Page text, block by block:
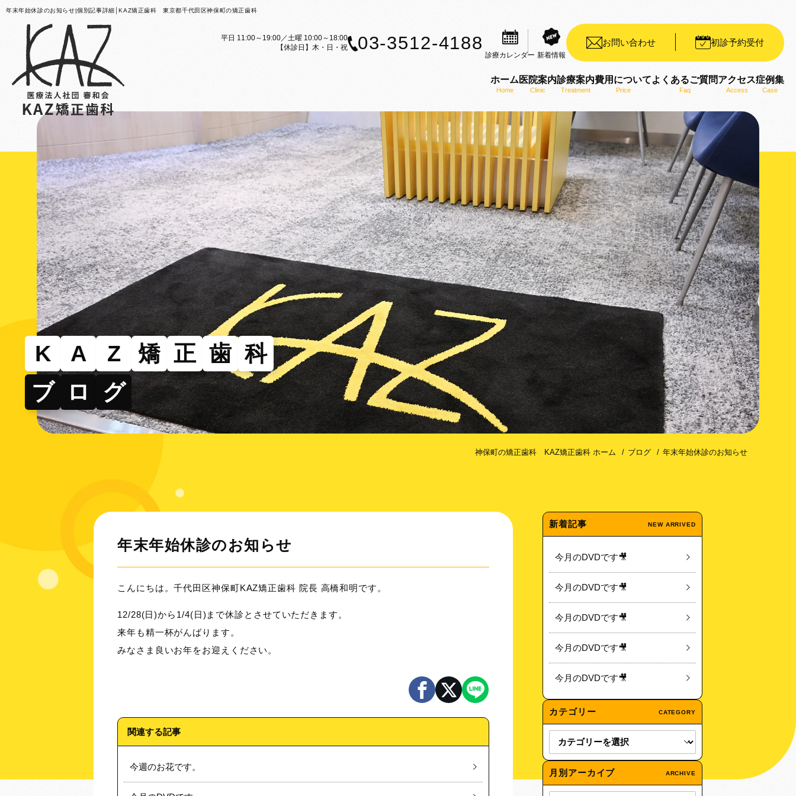
年末年始休診のお知らせ|個別記事詳細│KAZ矯正歯科 東京都千代田区神保町の矯正歯科
平日 11:00～19:00／土曜 10:00～18:00
【休診日】木・日・祝
03-3512-4188
診療カレンダー 新着情報
お問い合わせ 初診予約受付
ホーム
Home
医院案内
Clinic
KAZ矯正歯科の理念
医院案内 KAZ矯正歯科の特徴
歯科用CT 口腔内スキャナー（iTero）
スタッフ募集 感染予防対策
KAZ矯正歯科ブログ
診療案内
Treatment
矯正歯科治療のご案内
これから矯正歯科治療をお考えの方へ
矯正歯科治療の流れ
大人の矯正（成人矯正）
子どもの矯正（小児矯正）
口腔筋機能療法（MFT）
矯正装置のご紹介
セルフライゲーションブラケット装置（デイモンシステム）
カスタムメイド型リンガルブラケット矯正装置（WIN）
マウスピース型矯正装置（インビザライン）
歯科矯正用アンカースクリューを用いた矯正治療
その他
部分的な矯正（MTM）
できるだけ歯を抜かない矯正
歯のクリーニング
治療期間を短くするための方法
コルチコトミー（歯槽骨皮質骨切除術）
費用について
Price
よくあるご質問
Faq
アクセス
Access
症例集
Case
K A Z 矯 正 歯 科
ブ
ロ グ
神保町の矯正歯科 KAZ矯正歯科 ホーム ブログ 年末年始休診のお知らせ
年末年始休診のお知らせ
こんにちは。千代田区神保町KAZ矯正歯科 院長 高橋和明です。
12/28(日)から1/4(日)まで休診とさせていただきます。
来年も精一杯がんばります。
みなさま良いお年をお迎えください。
関連する記事
今週のお花です。
新着記事 NEW ARRIVED
今月のDVDです🎥
今月のDVDです🎥
今月のDVDです🎥
今月のDVDです🎥
今月のDVDです🎥
カテゴリー CATEGORY
月別アーカイブ ARCHIVE
医院案内
矯正歯科治療のご案内
その他